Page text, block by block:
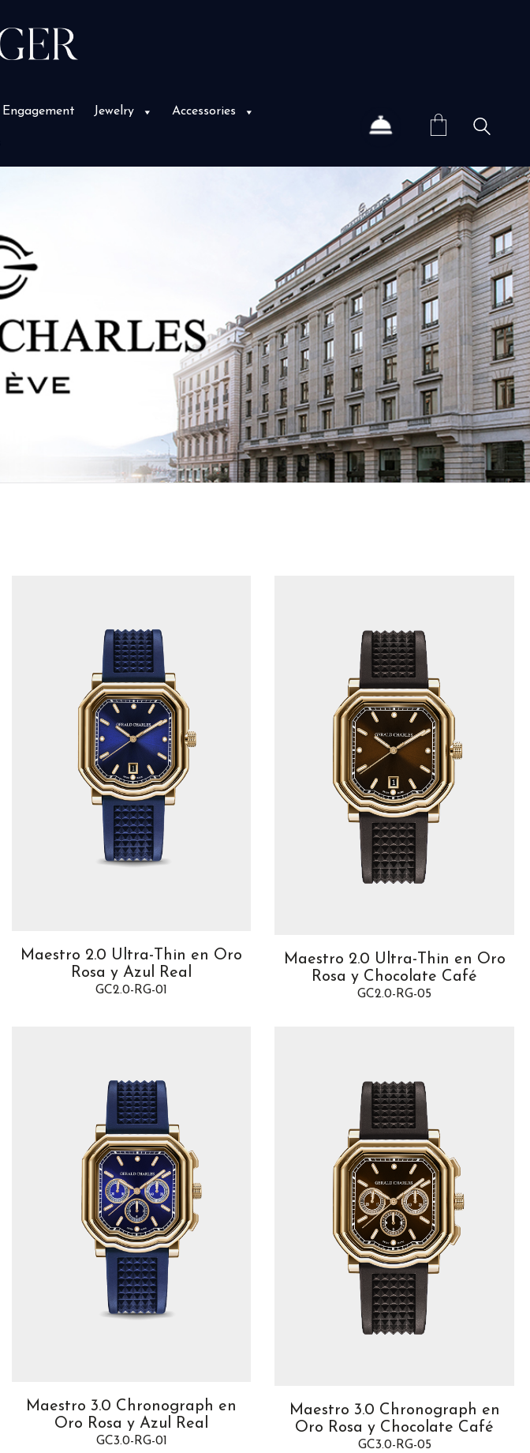
Engagement Jewelry Accessories
Maestro 2.0 Ultra-Thin en Oro
Rosa y Azul Real
GC2.0-RG-01
Maestro 2.0 Ultra-Thin en Oro
Rosa y Chocolate Café
GC2.0-RG-05
Maestro 3.0 Chronograph en
Oro Rosa y Azul Real
GC3.0-RG-01
Maestro 3.0 Chronograph en
Oro Rosa y Chocolate Café
GC3.0-RG-05